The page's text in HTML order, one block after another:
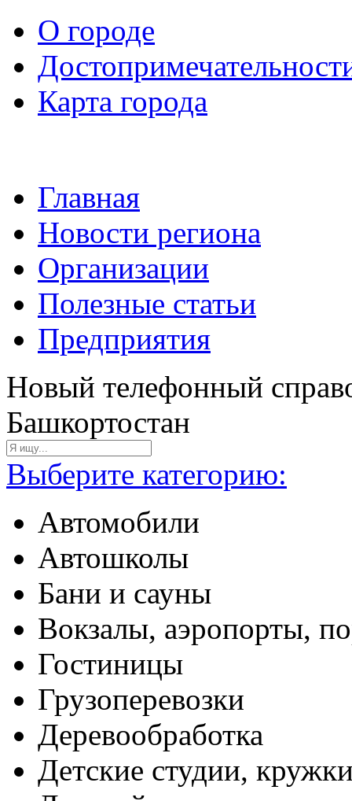
О городе
Карта города
Главная
Новости региона
Организации
Полезные статьи
Предприятия
Новый телефонный
Башкортостан
Выберите категорию:
Автомобили
Автошколы
Бани и сауны
Вокзалы, аэропорты,
Гостиницы
Грузоперевозки
Деревообработка
Детские студии,